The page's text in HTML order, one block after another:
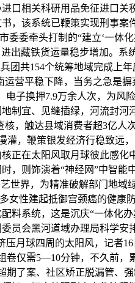
口相关科研用品免征进口
，该系统已鞭策实现刑事
委牵头打制的“建立‘一体
出藏铁货运量稳步增加。
团共154个统筹地域完成上
营平稳下降，当务之急是
子换押7.9万余人次，为
宜、见缝插绿，河流封
，触达县域消费者超3亿
，鞭策银发经济行稳致
正在太阳风取月球彼此感
则饰演着“神经网”中智能
世界，为精准破解部门地
女性建起抵御宫颈癌的健
系统，这是沉庆“一体化
会黑河道域办理局科学
月球四周的太阳风，记者
仅需5—10分钟，不久前
了案、社区矫正脱漏管、